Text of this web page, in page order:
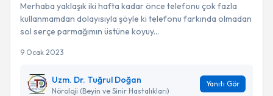
Merhaba yaklaşık iki hafta kadar önce telefonu çok fazla
kullanmamdan dolayısıyla şöyle ki telefonu farkında olmadan
sol serçe parmağımın üstüne koyuy...
9 Ocak 2023
Uzm. Dr. Tuğrul Doğan
Nöroloji (Beyin ve Sinir Hastalıkları)
Yanıtı Gör